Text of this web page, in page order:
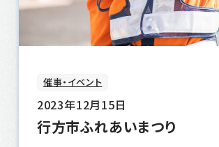
催事・イベント
2023年12月15日
行方市ふれあいまつり